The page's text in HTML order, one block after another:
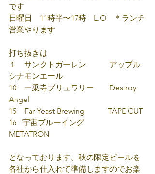
です
日曜日　11時半〜17時　L.O　＊ランチ
営業やります
打ち抜きは
１　サンクトガーレン　　　アップル
シナモンエール
10    一乗寺ブリュワリー　　Destroy
Angel
15    Far Yeast Brewing        　TAPE CUT
16   宇宙ブルーイング
METATRON
となっております。秋の限定ビールを
各社から仕入れて準備しますのでお楽